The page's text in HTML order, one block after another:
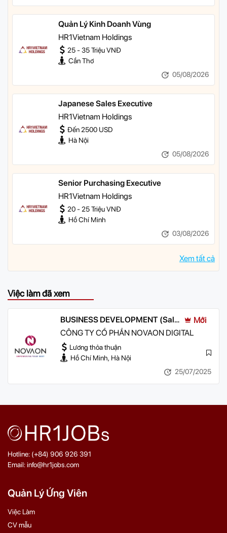
Quản Lý Kinh Doanh Vùng
HR1Vietnam Holdings
25 - 35 Triệu VNĐ
Cần Thơ
05/08/2026
Japanese Sales Executive
HR1Vietnam Holdings
Đến 2500 USD
Hà Nội
05/08/2026
Senior Purchasing Executive
HR1Vietnam Holdings
20 - 25 Triệu VNĐ
Hồ Chí Minh
03/08/2026
Xem tất cả
Việc làm đã xem
BUSINESS DEVELOPMENT (Sale
B2B)
Mới
CÔNG TY CỔ PHẦN NOVAON DIGITAL
Lương thỏa thuận
Hồ Chí Minh, Hà Nội
25/07/2025
Hotline: (+84) 906 926 391
Email: info@hr1jobs.com
Quản Lý Ứng Viên
Việc Làm
CV mẫu